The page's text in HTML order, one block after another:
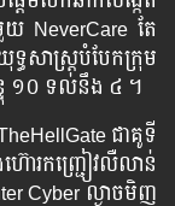
NeverCare តែ​
ស្រ្ដ​បំបែក​ក្រុម
១០ ទល់​នឹង ៤ ។
ជាគូ​ទី
ោរ​កញ្ជ្រៀវលឺ​លាន់​
Cyber ល្ងាចមិញ​